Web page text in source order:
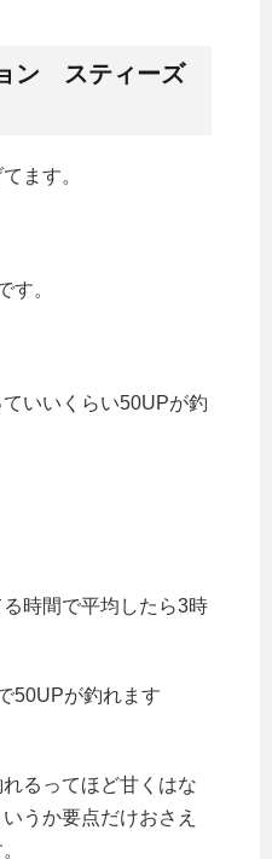
ン スティーズ
ます。
す。
いいくらい50UPが釣
時間で平均したら3時
50UPが釣れます
るってほど甘くはな
うか要点だけおさえ